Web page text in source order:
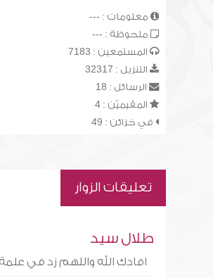
معلومات : ---
ملحوظة : ---
المستمعين : 7183
التنزيل : 32317
الرسائل : 18
المقيميّن : 4
في خزائن : 49
تعليقات الزوار
طلال سيد
افادك الله واللهم زد في